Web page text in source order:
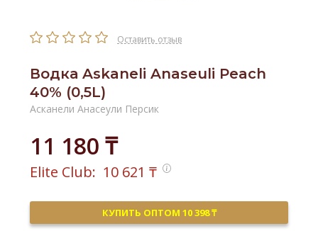
Оставить отзыв
Водка Askaneli Anaseuli Peach
40% (0,5L)
Асканели Анасеули Персик
11 180 ₸
Elite Club: 10 621 ₸
КУПИТЬ ОПТОМ 10 398 ₸